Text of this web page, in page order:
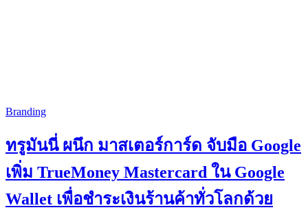
Branding
ทรูมันนี่ ผนึก มาสเตอร์การ์ด จับมือ Google
เพิ่ม TrueMoney Mastercard ใน Google
Wallet เพื่อชำระเงินร้านค้าทั่วโลกด้วย